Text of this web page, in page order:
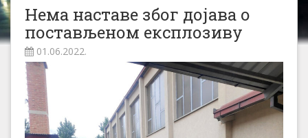
Нема наставе због дојава о
постављеном експлозиву
01.06.2022.